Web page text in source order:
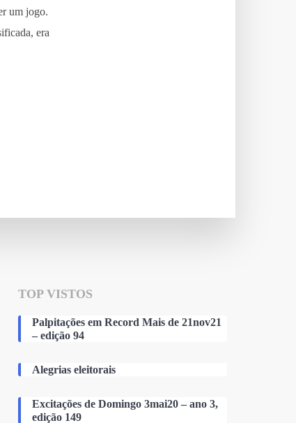
um jogo.
era
TOP VISTOS
Palpitações em Record Mais de 21nov21
– edição 94
Alegrias eleitorais
Excitações de Domingo 3mai20 – ano 3,
edição 149